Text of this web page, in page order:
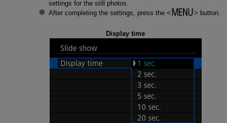
settings for the still photos.
After completing the settings, press the
button.
Display time